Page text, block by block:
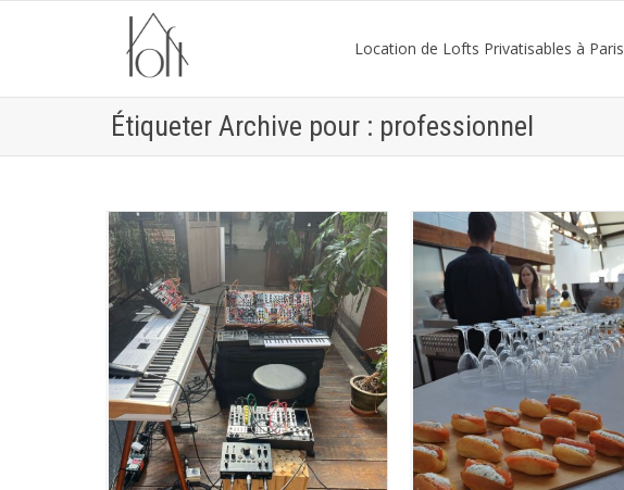
Location de Lofts Privatisables à Paris
Étiqueter Archive pour : professionnel